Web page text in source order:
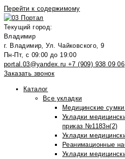
Перейти к содержимому
Текущий город:
Владимир
г. Владимир, Ул. Чайковского, 9
Пн-Пт, с 09:00 до 19:00
portal.03@yandex.ru +7 (909) 938 09 06
Заказать звонок
Каталог
Все укладки
Медицинские
Укладки
приказ №1183н(2)
Укладки
Реанимационные
Укладки